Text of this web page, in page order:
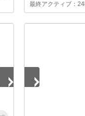
最終アクティブ：